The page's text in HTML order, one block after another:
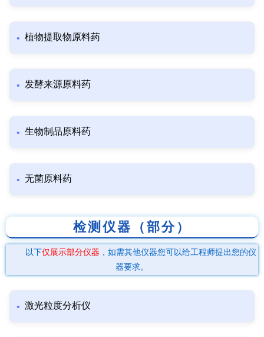
植物提取物原料药
发酵来源原料药
生物制品原料药
无菌原料药
检测仪器（部分）
以下仅展示部分仪器 ，如需其他仪器您可以给工程师提出您的仪
器要求。
激光粒度分析仪